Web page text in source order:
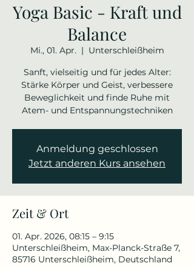
Yoga Basic - Kraft und
Balance
Mi., 01. Apr.
  |
Unterschleißheim
Sanft, vielseitig und für jedes Alter:
Stärke Körper und Geist, verbessere
Beweglichkeit und finde Ruhe mit
Atem- und Entspannungstechniken
Anmeldung geschlossen
Jetzt anderen Kurs ansehen
Zeit & Ort
01. Apr. 2026, 08:15 – 9:15
Unterschleißheim, Max-Planck-Straße 7,
85716 Unterschleißheim, Deutschland